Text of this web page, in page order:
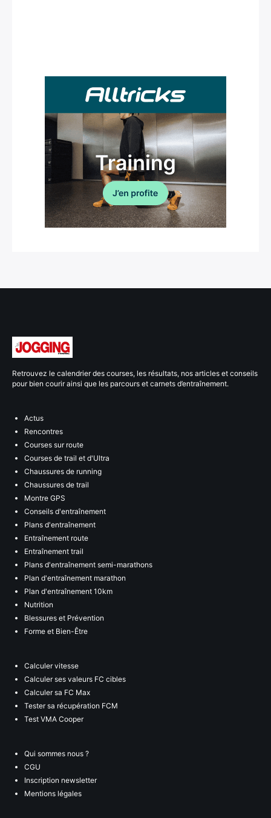
Retrouvez le calendrier des courses, les résultats, nos articles et conseils
pour bien courir ainsi que les parcours et carnets d’entraînement.
Actus
Rencontres
Courses sur route
Courses de trail et d'Ultra
Chaussures de running
Chaussures de trail
Montre GPS
Conseils d'entraînement
Plans d'entraînement
Entraînement route
Entraînement trail
Plans d'entraînement semi-marathons
Plan d'entraînement marathon
Plan d'entraînement 10km
Nutrition
Blessures et Prévention
Forme et Bien-Être
Calculer vitesse
Calculer ses valeurs FC cibles
Calculer sa FC Max
Tester sa récupération FCM
Test VMA Cooper
Qui sommes nous ?
CGU
Inscription newsletter
Mentions légales